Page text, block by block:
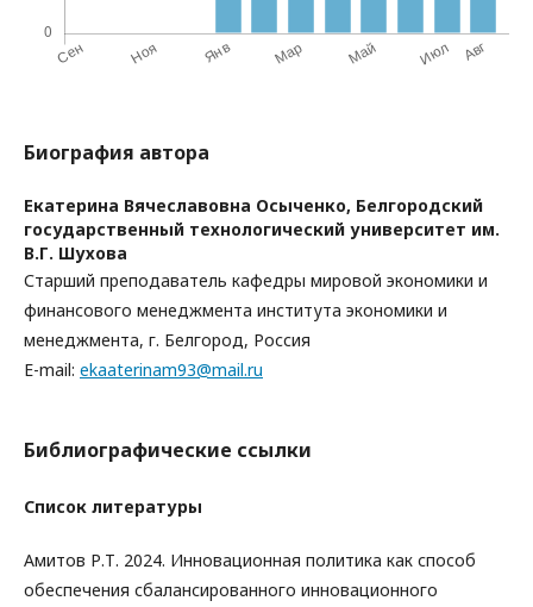
Биография автора
Екатерина Вячеславовна Осыченко, Белгородский
государственный технологический университет им.
В.Г. Шухова
Старший преподаватель кафедры мировой экономики и
финансового менеджмента института экономики и
менеджмента, г. Белгород, Россия
E-mail: ekaaterinam93@mail.ru
Библиографические ссылки
Список литературы
Амитов Р.Т. 2024. Инновационная политика как способ
обеспечения сбалансированного инновационного